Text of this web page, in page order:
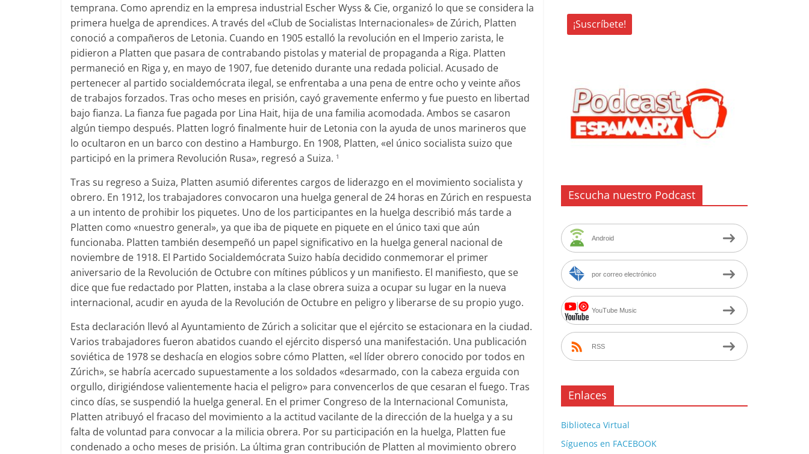
temprana. Como aprendiz en la empresa industrial Escher Wyss & Cie, organizó lo que se considera la
primera huelga de aprendices. A través del «Club de Socialistas Internacionales» de Zúrich, Platten
conoció a compañeros de Letonia. Cuando en 1905 estalló la revolución en el Imperio zarista, le
pidieron a Platten que pasara de contrabando pistolas y material de propaganda a Riga. Platten
permaneció en Riga y, en mayo de 1907, fue detenido durante una redada policial. Acusado de
pertenecer al partido socialdemócrata ilegal, se enfrentaba a una pena de entre ocho y veinte años
de trabajos forzados. Tras ocho meses en prisión, cayó gravemente enfermo y fue puesto en libertad
bajo fianza. La fianza fue pagada por Lina Hait, hija de una familia acomodada. Ambos se casaron
algún tiempo después. Platten logró finalmente huir de Letonia con la ayuda de unos marineros que
lo ocultaron en un barco con destino a Hamburgo. En 1908, Platten, «el único socialista suizo que
participó en la primera Revolución Rusa», regresó a Suiza. 1
Tras su regreso a Suiza, Platten asumió diferentes cargos de liderazgo en el movimiento socialista y
obrero. En 1912, los trabajadores convocaron una huelga general de 24 horas en Zúrich en respuesta
a un intento de prohibir los piquetes. Uno de los participantes en la huelga describió más tarde a
Platten como «nuestro general», ya que iba de piquete en piquete en el único taxi que aún
funcionaba. Platten también desempeñó un papel significativo en la huelga general nacional de
noviembre de 1918. El Partido Socialdemócrata Suizo había decidido conmemorar el primer
aniversario de la Revolución de Octubre con mítines públicos y un manifiesto. El manifiesto, que se
dice que fue redactado por Platten, instaba a la clase obrera suiza a ocupar su lugar en la nueva
internacional, acudir en ayuda de la Revolución de Octubre en peligro y liberarse de su propio yugo.
Esta declaración llevó al Ayuntamiento de Zúrich a solicitar que el ejército se estacionara en la ciudad.
Varios trabajadores fueron abatidos cuando el ejército dispersó una manifestación. Una publicación
soviética de 1978 se deshacía en elogios sobre cómo Platten, «el líder obrero conocido por todos en
Zúrich», se habría acercado supuestamente a los soldados «desarmado, con la cabeza erguida con
orgullo, dirigiéndose valientemente hacia el peligro» para convencerlos de que cesaran el fuego. Tras
cinco días, se suspendió la huelga general. En el primer Congreso de la Internacional Comunista,
Platten atribuyó el fracaso del movimiento a la actitud vacilante de la dirección de la huelga y a su
falta de voluntad para convocar a la milicia obrera. Por su participación en la huelga, Platten fue
condenado a ocho meses de prisión. La última gran contribución de Platten al movimiento obrero
Escucha nuestro Podcast
Android
por correo electrónico
YouTube Music
RSS
Enlaces
Biblioteca Virtual
Síguenos en FACEBOOK